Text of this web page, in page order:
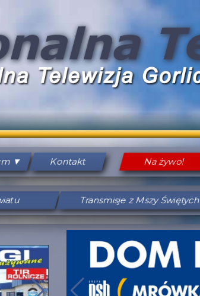
Kontakt Na żywo!
Transmisje z Mszy Świętych